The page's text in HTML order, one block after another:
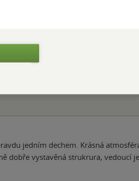
jedním dechem. Krásná
dobře vystavěná strukrura, vedoucí